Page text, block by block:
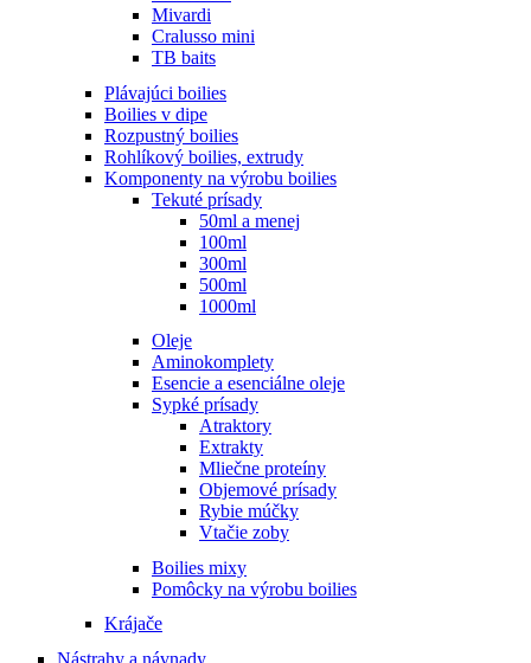
Mivardi
Cralusso mini
TB baits
Plávajúci boilies
Boilies v dipe
Rozpustný boilies
Rohlíkový boilies, extrudy
Komponenty na výrobu boilies
Tekuté prísady
50ml a menej
100ml
300ml
500ml
1000ml
Oleje
Aminokomplety
Esencie a esenciálne oleje
Sypké prísady
Atraktory
Extrakty
Mliečne proteíny
Objemové prísady
Rybie múčky
Vtačie zoby
Boilies mixy
Pomôcky na výrobu boilies
Krájače
Nástrahy a návnady